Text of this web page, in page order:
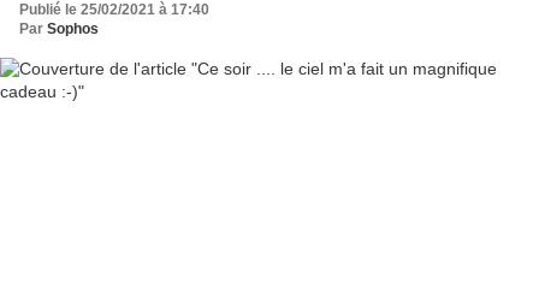
Publié le 25/02/2021 à 17:40
Par Sophos